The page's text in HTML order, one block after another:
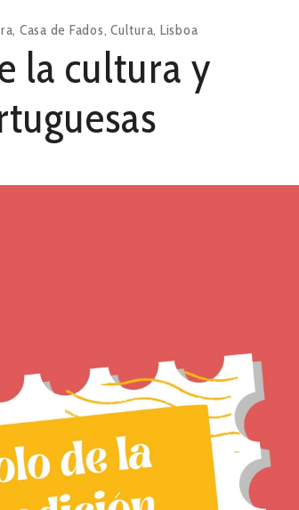
, Casa de Fados, Cultura, Lisboa
la cultura y